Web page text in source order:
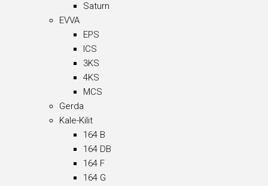
Saturn
EVVA
EPS
ICS
3KS
4KS
MCS
Gerda
Kale-Kilit
164 B
164 DB
164 F
164 G